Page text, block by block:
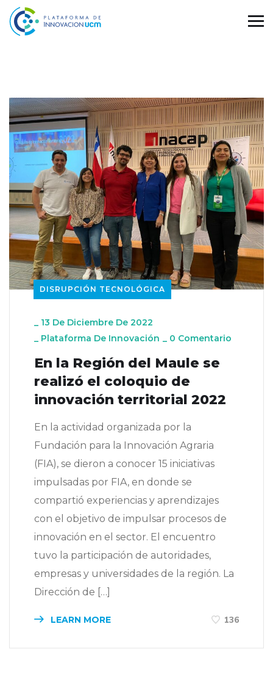
DISRUPCIÓN TECNOLÓGICA
13 De Diciembre De 2022
Plataforma De Innovación 0 Comentario
En la Región del Maule se
realizó el coloquio de
innovación territorial 2022
En la actividad organizada por la
Fundación para la Innovación Agraria
(FIA), se dieron a conocer 15 iniciativas
impulsadas por FIA, en donde se
compartió experiencias y aprendizajes
con el objetivo de impulsar procesos de
innovación en el sector. El encuentro
tuvo la participación de autoridades,
empresas y universidades de la región. La
Dirección de […]
LEARN MORE 136